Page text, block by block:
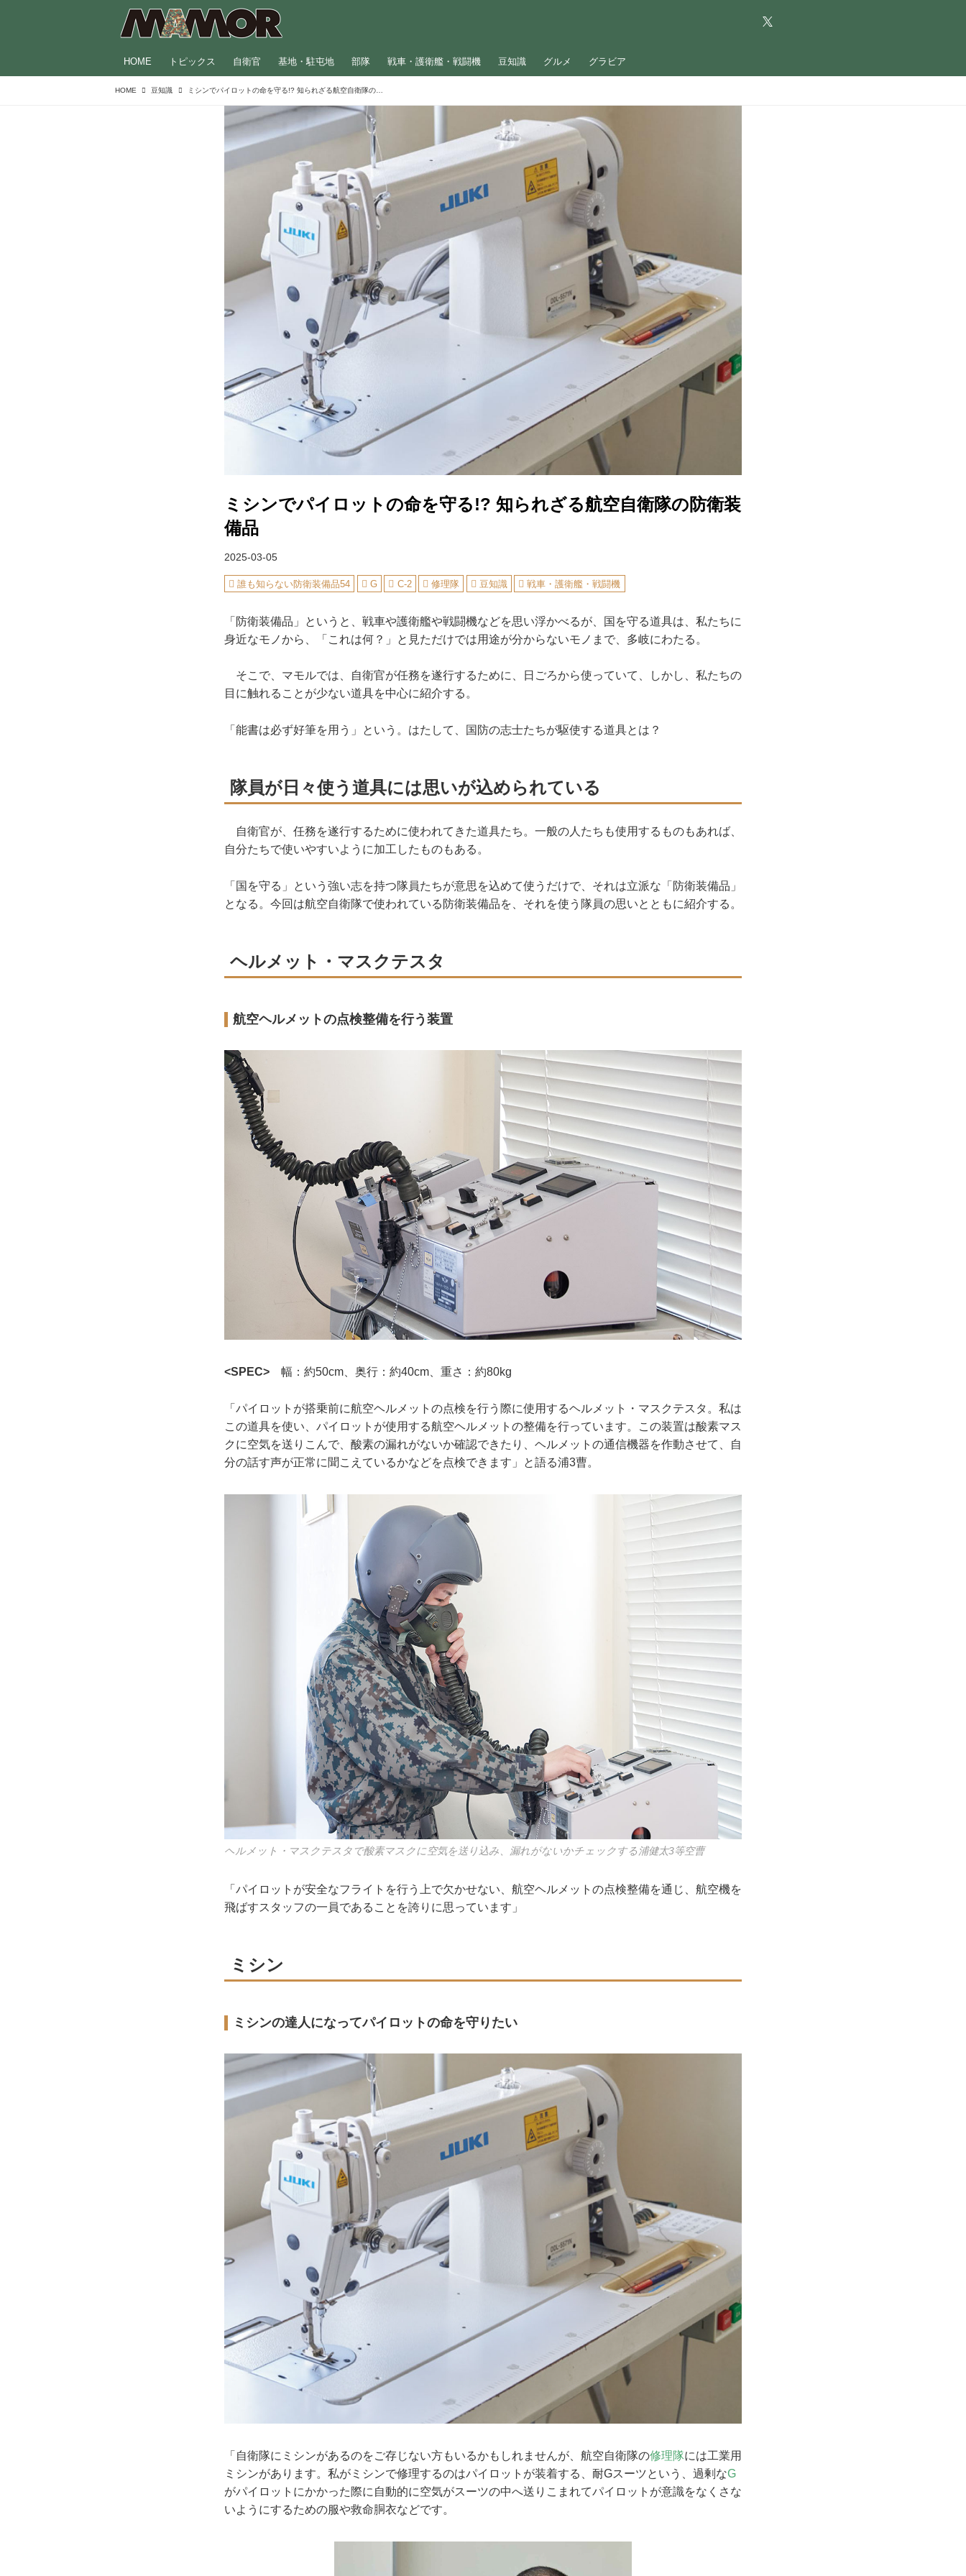
HOME トピックス 自衛官 基地・駐屯地 部隊 戦車・護衛艦・戦闘機 豆知識 グルメ グラビア
HOME 豆知識 ミシンでパイロットの命を守る!? 知られざる航空自衛隊の防衛装備品
ミシンでパイロットの命を守る!? 知られざる航空自衛隊の防衛装
備品
2025-03-05
誰も知らない防衛装備品54 G C‐2 修理隊 豆知識 戦車・護衛艦・戦闘機
「防衛装備品」というと、戦車や護衛艦や戦闘機などを思い浮かべるが、国を守る道具は、私たちに
身近なモノから、「これは何？」と見ただけでは用途が分からないモノまで、多岐にわたる。
そこで、マモルでは、自衛官が任務を遂行するために、日ごろから使っていて、しかし、私たちの
目に触れることが少ない道具を中心に紹介する。
「能書は必ず好筆を用う」という。はたして、国防の志士たちが駆使する道具とは？
隊員が日々使う道具には思いが込められている
自衛官が、任務を遂行するために使われてきた道具たち。一般の人たちも使用するものもあれば、
自分たちで使いやすいように加工したものもある。
「国を守る」という強い志を持つ隊員たちが意思を込めて使うだけで、それは立派な「防衛装備品」
となる。今回は航空自衛隊で使われている防衛装備品を、それを使う隊員の思いとともに紹介する。
ヘルメット・マスクテスタ
航空ヘルメットの点検整備を行う装置
<SPEC> 幅：約50cm、奥行：約40cm、重さ：約80kg
「パイロットが搭乗前に航空ヘルメットの点検を行う際に使用するヘルメット・マスクテスタ。私は
この道具を使い、パイロットが使用する航空ヘルメットの整備を行っています。この装置は酸素マス
クに空気を送りこんで、酸素の漏れがないか確認できたり、ヘルメットの通信機器を作動させて、自
分の話す声が正常に聞こえているかなどを点検できます」と語る浦3曹。
ヘルメット・マスクテスタで酸素マスクに空気を送り込み、漏れがないかチェックする浦健太3等空曹
「パイロットが安全なフライトを行う上で欠かせない、航空ヘルメットの点検整備を通じ、航空機を
飛ばすスタッフの一員であることを誇りに思っています」
ミシン
ミシンの達人になってパイロットの命を守りたい
「自衛隊にミシンがあるのをご存じない方もいるかもしれませんが、航空自衛隊の修理隊には工業用
ミシンがあります。私がミシンで修理するのはパイロットが装着する、耐Gスーツという、過剰なG
がパイロットにかかった際に自動的に空気がスーツの中へ送りこまれてパイロットが意識をなくさな
いようにするための服や救命胴衣などです。